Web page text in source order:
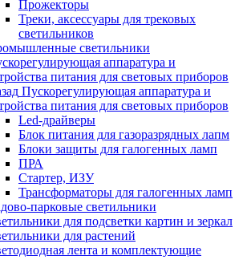
Прожекторы
Треки, аксессуары для трековых
светильников
светильники
аппаратура и
питания для световых приборов
Пускорегулирующая аппаратура и
питания для световых приборов
Led-драйверы
Блок питания для газоразрядных лапм
Блоки защиты для галогенных ламп
ПРА
Стартер, ИЗУ
Трансформаторы для галогенных ламп
парковые светильники
для подсветки картин и зеркал
для растений
лента и комплектующие